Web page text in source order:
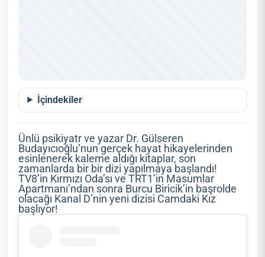
İçindekiler
Ünlü psikiyatr ve yazar Dr. Gülseren
Budayıcıoğlu’nun gerçek hayat hikayelerinden
esinlenerek kaleme aldığı kitaplar, son
zamanlarda bir bir dizi yapılmaya başlandı!
TV8’in Kırmızı Oda’sı ve TRT1’in Masumlar
Apartmanı’ndan sonra Burcu Biricik’in başrolde
olacağı Kanal D’nin yeni dizisi Camdaki Kız
başlıyor!